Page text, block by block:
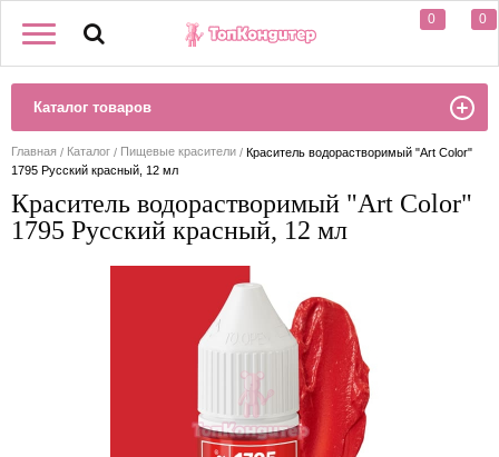
0 0
Каталог товаров
Главная Каталог Пищевые красители
Краситель водорастворимый "Art Color"
1795 Русский красный, 12 мл
Краситель водорастворимый "Art Color"
1795 Русский красный, 12 мл